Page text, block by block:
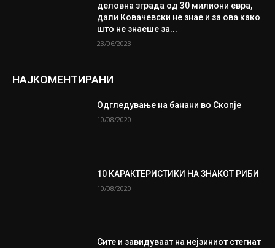
деловна зграда од 30 милиони евра,
дали Ковачевски не знае и за ова како
што не знаеше за...
23/06/2023
НАЈКОМЕНТИРАНИ
Одгледување на банани во Скопје
10/08/2020
10 КАРАКТЕРИСТИКИ НА ЗНАКОТ РИБИ
10/08/2020
Сите и завидуваат на нејзиниот стегнат